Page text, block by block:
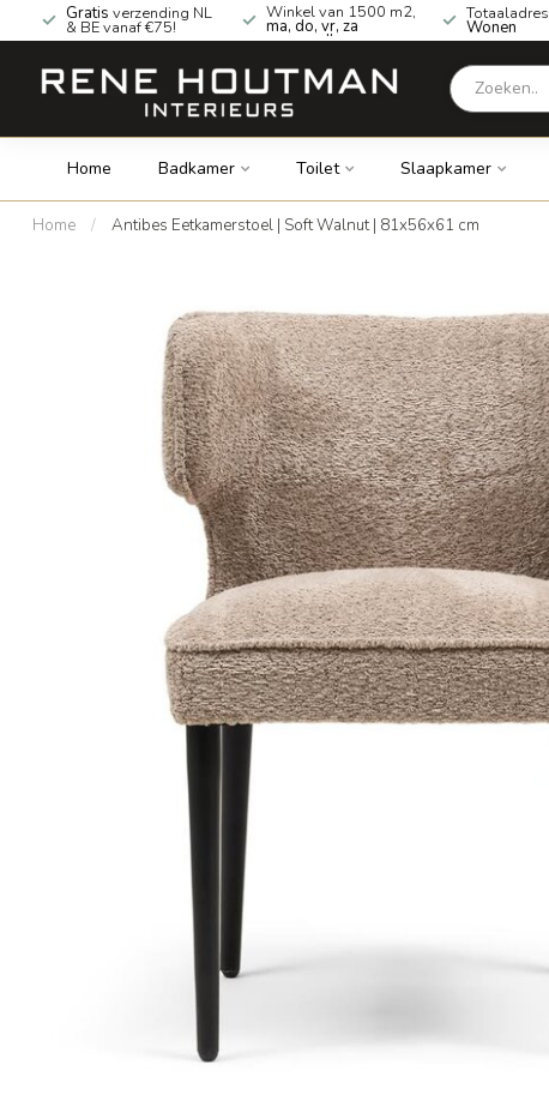
Gratis verzending NL
& BE vanaf €75!
Winkel van 1500 m2,
ma, do, vr, za
geopend!
Totaaladres
Wonen
Home Badkamer Toilet Slaapkamer
Home / Antibes Eetkamerstoel | Soft Walnut | 81x56x61 cm